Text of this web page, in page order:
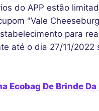
do APP estão
"Vale
para
até o dia 27/11/2022
Ecobag De Brinde